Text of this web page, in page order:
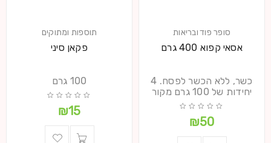
סופר פוד ובריאות
אסאי קפוא 400 גרם
כשר, ללא הכשר לפסח. 4
יחידות של 100 גרם מקור
₪50
תוספות ומתוקים
פקאן סיני
100 גרם
₪15